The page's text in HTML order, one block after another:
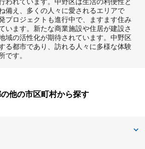
備え、多くの人々に愛されるエリアで
プロジェクトも進行中で、ますます住み
います。新たな商業施設や住居が建設さ
域の活性化が期待されています。中野区
る都市であり、訪れる人々に多様な体験
です。
他の市区町村から探す